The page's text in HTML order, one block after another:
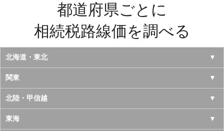
都道府県ごとに
相続税路線価を調べる
北海道・東北
北海道
青森県
岩手県
関東
東京都
神奈川県
北陸・甲信越
山梨県
東海